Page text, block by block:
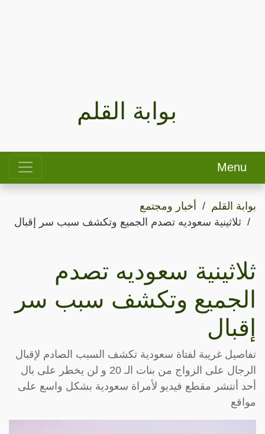
بوابة القلم
Menu
بوابة القلم
أخبار ومجتمع
ثلاثينية سعوديه تصدم الجميع وتكشف سبب سر إقبال
ثلاثينية سعوديه تصدم
الجميع وتكشف سبب سر
إقبال
تفاصيل غريبة لفتاة سعودية تكشف السبب الصادم لإقبال
الرجال على الزواج من بنات الـ 20 و لن يخطر على بال
أحد أنتشر مقطع فيديو لأمراة سعودية بشكل واسع على
مواقع